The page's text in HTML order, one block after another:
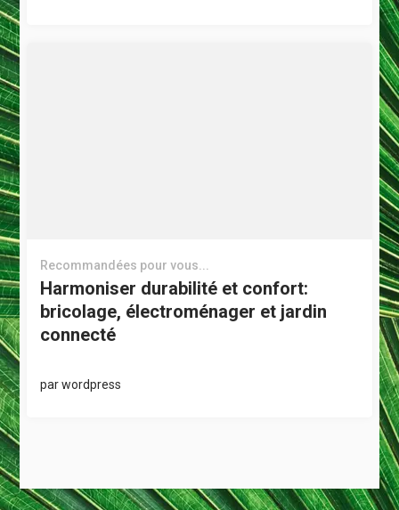
Recommandées pour vous...
Harmoniser durabilité et confort:
bricolage, électroménager et jardin
connecté
parwordpress